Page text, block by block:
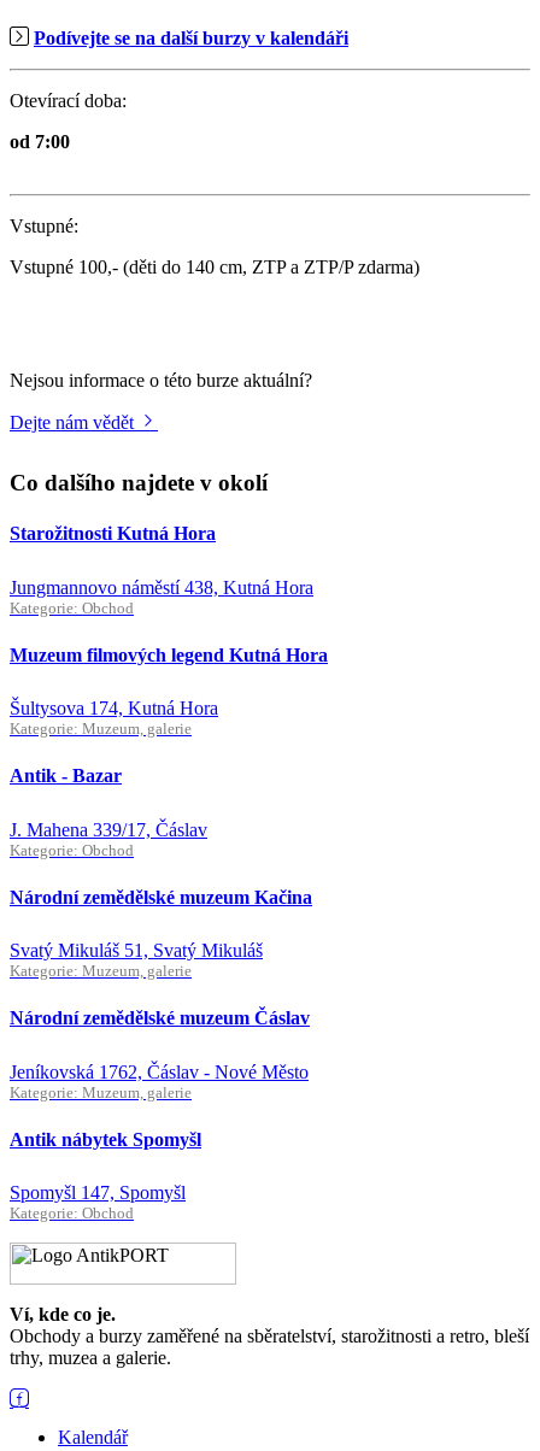
Podívejte se na další burzy v kalendáři
Otevírací doba:
od 7:00
Vstupné:
Vstupné 100,- (děti do 140 cm, ZTP a ZTP/P zdarma)
Nejsou informace o této burze aktuální?
Dejte nám vědět
Co dalšího najdete v okolí
Starožitnosti Kutná Hora
Jungmannovo náměstí 438, Kutná Hora
Kategorie: Obchod
Muzeum filmových legend Kutná Hora
Šultysova 174, Kutná Hora
Kategorie: Muzeum, galerie
Antik - Bazar
J. Mahena 339/17, Čáslav
Kategorie: Obchod
Národní zemědělské muzeum Kačina
Svatý Mikuláš 51, Svatý Mikuláš
Kategorie: Muzeum, galerie
Národní zemědělské muzeum Čáslav
Jeníkovská 1762, Čáslav - Nové Město
Kategorie: Muzeum, galerie
Antik nábytek Spomyšl
Spomyšl 147, Spomyšl
Kategorie: Obchod
Ví, kde co je.
Obchody a burzy zaměřené na sběratelství, starožitnosti a retro, bleší
trhy, muzea a galerie.
Kalendář